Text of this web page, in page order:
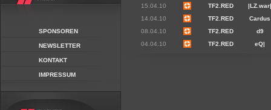
SPONSOREN
NEWSLETTER
KONTAKT
IMPRESSUM
15.04.10
TF2.RED
14.04.10
TF2.RED
Cardus
08.04.10
TF2.RED
d9
04.04.10
TF2.RED eQ|